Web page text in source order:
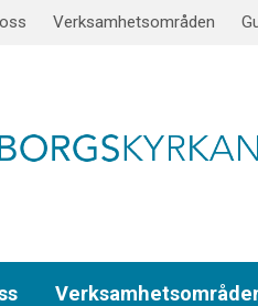
Verksamhetsområden